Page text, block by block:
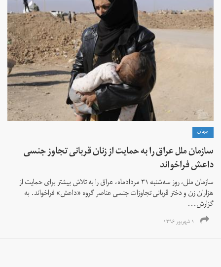
جهان
سازمان ملل عراق را به حمایت از زنان قربانی تجاوز جنسی
داعش فراخواند
سازمان ملل، روز سه‌شنبه ۳۱ مردادماه، عراق را به تلاش بیشتر برای حمایت از
هزاران زن و دختر قربانی تجاوزات جنسی عناصر گروه «داعش» فراخواند. به
گزارش...
۱ شهریور ۱۳۹۶